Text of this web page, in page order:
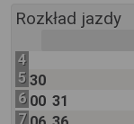
Rozkład jazdy
4
5 30
6 00 31
7